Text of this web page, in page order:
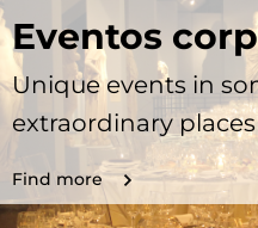
Eventos
Unique events in
extraordinary
Find more